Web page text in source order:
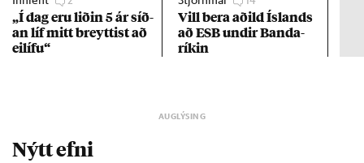
„Í dag eru lið­in 5 ár síð­
an líf mitt breytt­ist að
ei­lífu“
Vill bera að­ild Ís­lands
að ESB und­ir Banda­
rík­in
Nýtt efni